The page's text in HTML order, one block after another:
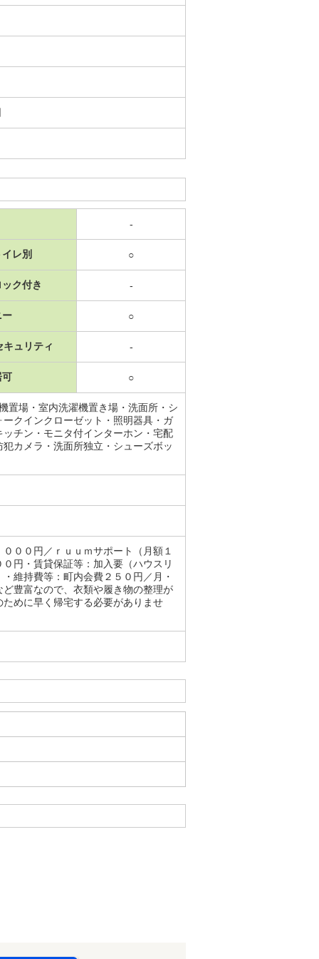
-
レ別 ○
ク付き -
ー ○
キュリティ -
可 ○
置場・室内洗濯機置き場・洗面所・シ
クインクローゼット・照明器具・ガ
チン・モニタ付インターホン・宅配
カメラ・洗面所独立・シューズボッ
００円／ｒｕｕｍサポート（月額１
円・賃貸保証等：加入要（ハウスリ
維持費等：町内会費２５０円／月・
豊富なので、衣類や履き物の整理が
めに早く帰宅する必要がありませ